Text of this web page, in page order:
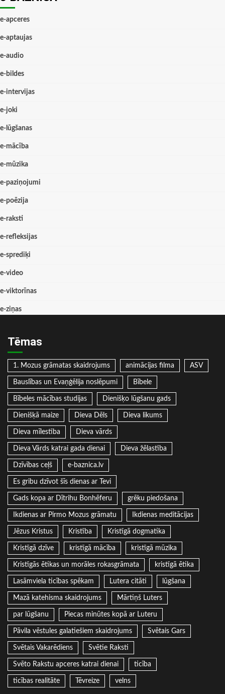
e-apceres
e-aptaujas
e-audio
e-bildes
e-intervijas
e-joki
e-lūgšanas
e-mācība
e-mūzika
e-paziņojumi
e-poēzija
e-raksti
e-refleksijas
e-sprediķi
e-video
e-viktorīnas
e-ziņas
Tēmas
1. Mozus grāmatas skaidrojums animācijas filma ASV
Bauslības un Evaņģēlija noslēpumi Bībele
Bībeles mācības studijas Dienišķo lūgšanu gads
Dienišķā maize Dieva Dēls Dieva likums
Dieva mīlestība Dieva vārds
Dieva Vārds katrai gada dienai Dieva žēlastība
Dzīvības ceļš e-baznica.lv
Es gribu dzīvot šīs dienas ar Tevi
Gads kopa ar Dītrihu Bonhēferu grēku piedošana
Ikdienas ar Pirmo Mozus grāmatu Ikdienas meditācijas
Jēzus Kristus Kristība Kristīgā dogmatika
Kristīgā dzīve kristīgā mācība kristīgā mūzika
Kristīgās ētikas un morāles rokasgrāmata kristīgā ētika
Lasāmviela ticības spēkam Lutera citāti lūgšana
Mazā katehisma skaidrojums Mārtiņš Luters
par lūgšanu Piecas minūtes kopā ar Luteru
Pāvila vēstules galatiešiem skaidrojums Svētais Gars
Svētais Vakarēdiens Svētie Raksti
Svēto Rakstu apceres katrai dienai ticība
ticības realitāte Tēvreize velns